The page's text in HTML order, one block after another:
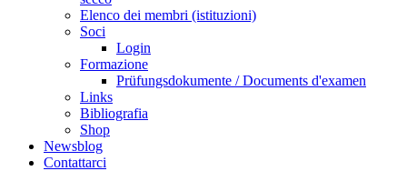
Elenco dei membri (istituzioni)
Soci
Login
Formazione
Prüfungsdokumente / Documents d'examen
Links
Bibliografia
Shop
Newsblog
Contattarci